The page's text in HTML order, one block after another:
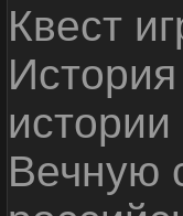
Квест
Вечную